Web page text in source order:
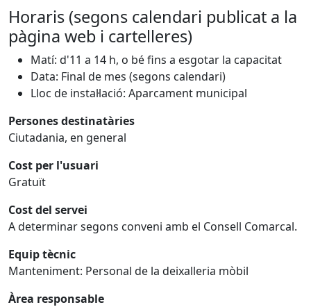
Horaris (segons calendari publicat a la
pàgina web i cartelleres)
Matí: d'11 a 14 h, o bé fins a esgotar la capacitat
Data: Final de mes (segons calendari)
Lloc de instal·lació: Aparcament municipal
Persones destinatàries
Ciutadania, en general
Cost per l'usuari
Gratuït
Cost del servei
A determinar segons conveni amb el Consell Comarcal.
Equip tècnic
Manteniment: Personal de la deixalleria mòbil
Àrea responsable